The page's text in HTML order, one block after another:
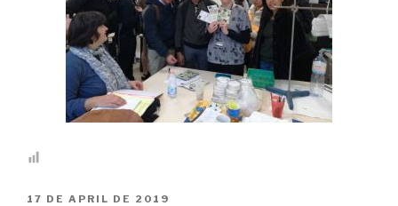
PUBLICADO
17 DE APRIL DE 2019